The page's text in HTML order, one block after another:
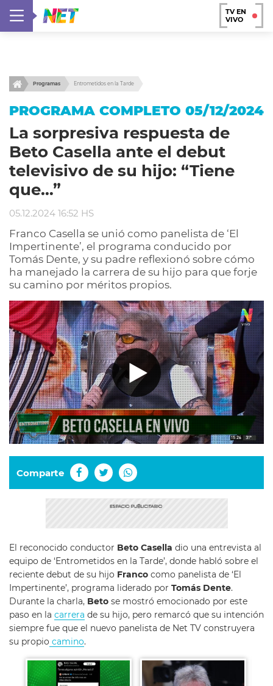
TV EN
VIVO
Programas Entrometidos en la Tarde
PROGRAMA COMPLETO 05/12/2024
La sorpresiva respuesta de
Beto Casella ante el debut
televisivo de su hijo: “Tiene
que…”
05.12.2024 16:52 HS
Franco Casella se unió como panelista de ‘El
Impertinente’, el programa conducido por
Tomás Dente, y su padre reflexionó sobre cómo
ha manejado la carrera de su hijo para que forje
su camino por méritos propios.
Comparte
El reconocido conductor Beto Casella dio una entrevista al
equipo de ‘Entrometidos en la Tarde’, donde habló sobre el
reciente debut de su hijo Franco como panelista de ‘El
Impertinente’, programa liderado por Tomás Dente.
Durante la charla, Beto se mostró emocionado por este
paso en la carrera de su hijo, pero remarcó que su intención
siempre fue que el nuevo panelista de Net TV construyera
su propio camino.